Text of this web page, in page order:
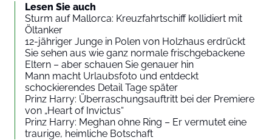
Lesen Sie auch
Sturm auf Mallorca: Kreuzfahrtschiff kollidiert mit
Öltanker
12-jähriger Junge in Polen von Holzhaus erdrückt
Sie sehen aus wie ganz normale frischgebackene
Eltern – aber schauen Sie genauer hin
Mann macht Urlaubsfoto und entdeckt
schockierendes Detail Tage später
Prinz Harry: Überraschungsauftritt bei der Premiere
von „Heart of Invictus“
Prinz Harry: Meghan ohne Ring – Er vermutet eine
traurige, heimliche Botschaft